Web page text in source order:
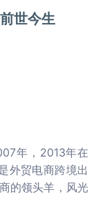
世今生
年，2013年在
外贸电商跨境出
的领头羊，风光